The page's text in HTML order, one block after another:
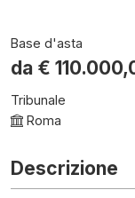
Base d'asta
da €
Tribunale
Roma
Descrizione